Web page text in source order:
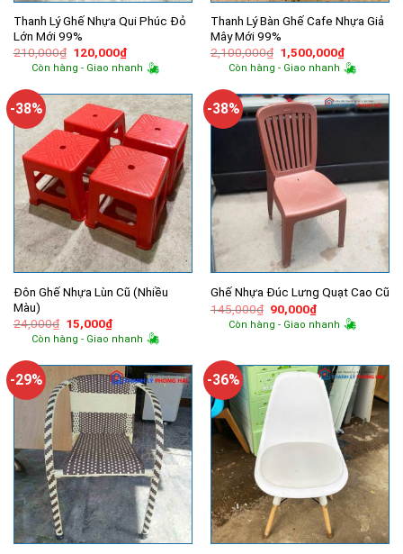
Thanh Lý Ghế Nhựa Qui Phúc Đỏ
Lớn Mới 99%
210,000₫ Giá
gốc
là:
120,000₫Giá
hiện
tại
120,000₫.
Còn hàng - Giao nhanh
Thanh Lý Bàn Ghế Cafe Nhựa Giả
Mây Mới 99%
2,100,000₫ Giá
gốc
là:
1,500,000₫Giá
hiện
tại
Còn hàng - Giao nhanh
-38%
Đôn Ghế Nhựa Lùn Cũ (Nhiều
Màu)
24,000₫ Giá
gốc
là:
15,000₫Giá
hiện
tại
15,000₫.
Còn hàng - Giao nhanh
-38%
Ghế Nhựa Đúc Lưng Quạt Cao Cũ
145,000₫ Giá
gốc
là:
90,000₫Giá
hiện
tại
Còn hàng - Giao nhanh
-29% -36%